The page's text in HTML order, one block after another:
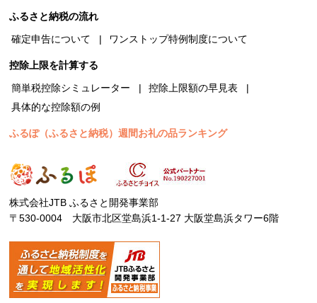
ふるさと納税の流れ
確定申告について
ワンストップ特例制度について
控除上限を計算する
簡単税控除シミュレーター
控除上限額の早見表
具体的な控除額の例
ふるぽ（ふるさと納税）週間お礼の品ランキング
株式会社JTB ふるさと開発事業部
〒530-0004 大阪市北区堂島浜1-1-27 大阪堂島浜タワー6階